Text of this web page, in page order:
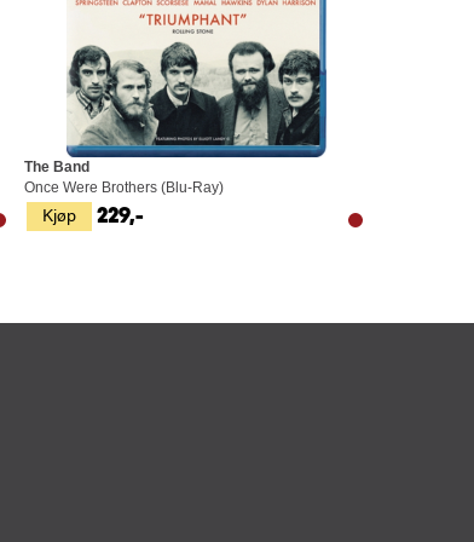
Kjøp
The Band
Once Were Brothers (Blu-Ray)
229,-